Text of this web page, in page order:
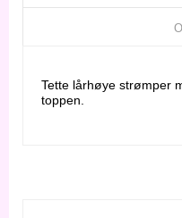
Tette lårhøye strømper
toppen.